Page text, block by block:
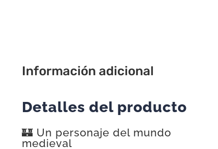
Información adicional
Detalles del producto
🏰 Un personaje del mundo
medieval